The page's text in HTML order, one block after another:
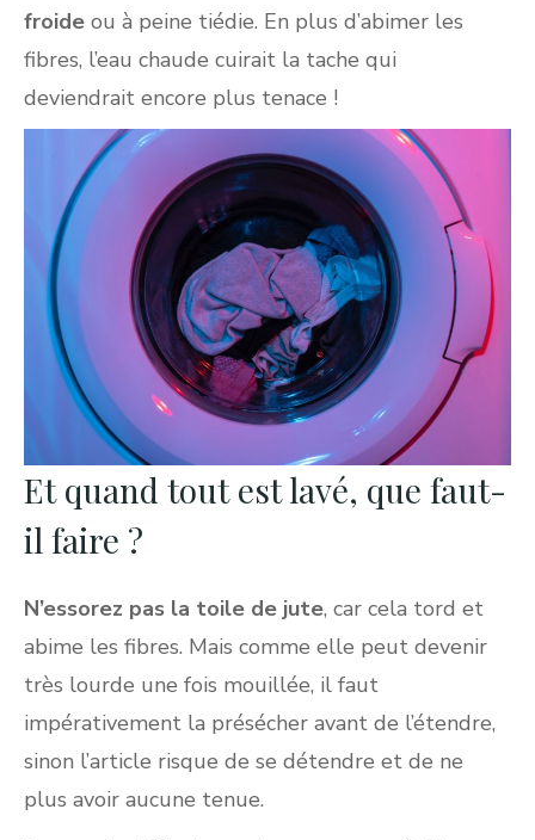
froide ou à peine tiédie. En plus d’abimer les
fibres, l’eau chaude cuirait la tache qui
deviendrait encore plus tenace !
Et quand tout est lavé, que faut-
il faire ?
N’essorez pas la toile de jute, car cela tord et
abime les fibres. Mais comme elle peut devenir
très lourde une fois mouillée, il faut
impérativement la présécher avant de l’étendre,
sinon l’article risque de se détendre et de ne
plus avoir aucune tenue.